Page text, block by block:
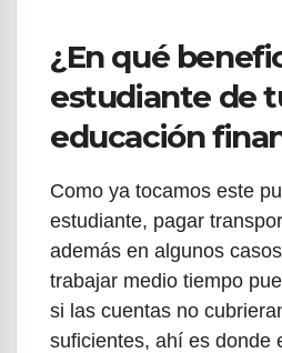
¿En qué
estudiante de
educación
Como ya tocamos este
estudiante, pagar
además en algunos
trabajar medio tiempo
si las cuentas no
suficientes, ahí es donde